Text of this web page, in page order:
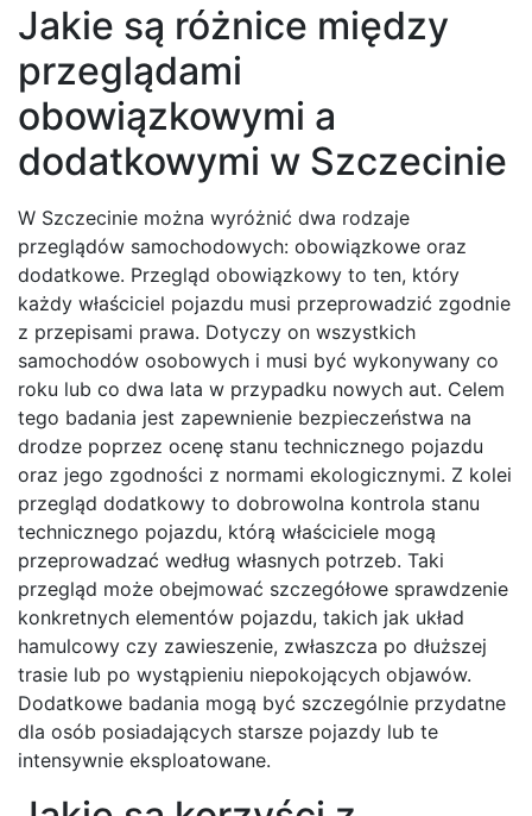
Jakie są różnice między
przeglądami
obowiązkowymi a
dodatkowymi w Szczecinie
W Szczecinie można wyróżnić dwa rodzaje
przeglądów samochodowych: obowiązkowe oraz
dodatkowe. Przegląd obowiązkowy to ten, który
każdy właściciel pojazdu musi przeprowadzić zgodnie
z przepisami prawa. Dotyczy on wszystkich
samochodów osobowych i musi być wykonywany co
roku lub co dwa lata w przypadku nowych aut. Celem
tego badania jest zapewnienie bezpieczeństwa na
drodze poprzez ocenę stanu technicznego pojazdu
oraz jego zgodności z normami ekologicznymi. Z kolei
przegląd dodatkowy to dobrowolna kontrola stanu
technicznego pojazdu, którą właściciele mogą
przeprowadzać według własnych potrzeb. Taki
przegląd może obejmować szczegółowe sprawdzenie
konkretnych elementów pojazdu, takich jak układ
hamulcowy czy zawieszenie, zwłaszcza po dłuższej
trasie lub po wystąpieniu niepokojących objawów.
Dodatkowe badania mogą być szczególnie przydatne
dla osób posiadających starsze pojazdy lub te
intensywnie eksploatowane.